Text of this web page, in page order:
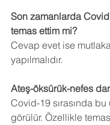
Son zamanlarda
temas ettim mi?
Cevap evet ise
yapılmalıdır.
Ateş-öksürük-nefes
Covid-19 sırasında
görülür. Özellikle